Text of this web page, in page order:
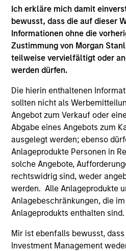
Ich erkläre mich damit
bewusst, dass die auf dieser
Informationen ohne die
Zustimmung von Morgan
teilweise vervielfältigt oder
werden dürfen.
Die hierin enthaltenen
sollten nicht als
Angebot zum Verkauf oder
Abgabe eines Angebots zum
ausgelegt werden; ebenso
Anlageprodukte Personen in
solche Angebote,
rechtswidrig sind, weder
werden. Alle Anlageprodukte
Anlagebeschränkungen, die
Anlageprodukts enthalten sind.
Mir ist ebenfalls bewusst,
Investment Management
Italienische Anleger sollten
„Erweiterte
Hongkong den Abschnitt
Anleger aus Hongkong“ im
Deutschsprachige Exemplare
KID oder des KIID, der Statuten
Jahres- und
Informationen sind kostenlos
Services S.A., 11, rue du
Schweiz. Die Schweizer
de Genève, 17, quai de l’Ile,
Beendet die
Fonds ihre Vereinbarung zur
einem Land des EWR, in dem
registriert ist, so geschieht dies
den OGAW-Vorschriften.
Mit dem Fonds verbundene
Begriffsbestimmungen können
demGlossarentnehmen.
Nettoinventarwerte (NAV) und
berechnet. Provisionen und